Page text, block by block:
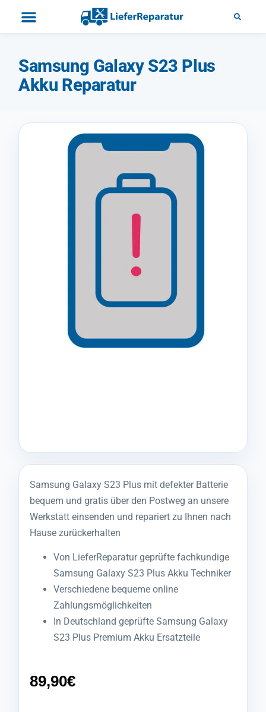
Samsung Galaxy S23 Plus
Akku Reparatur
Samsung Galaxy S23 Plus mit defekter Batterie
bequem und gratis über den Postweg an unsere
Werkstatt einsenden und repariert zu Ihnen nach
Hause zurückerhalten
Von LieferReparatur geprüfte fachkundige
Samsung Galaxy S23 Plus Akku Techniker
Verschiedene bequeme online
Zahlungsmöglichkeiten
In Deutschland geprüfte Samsung Galaxy
S23 Plus Premium Akku Ersatzteile
89,90€